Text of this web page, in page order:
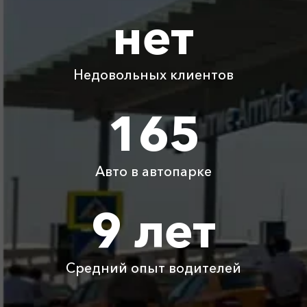
1165 ₽ 2330 ₽
1560 ₽
3040 ₽ 4560 ₽
Коса Беляус ⇆
4175 ₽
1060 ₽ 2120 ₽ 3180 ₽ 4240 ₽
автокресло
Бесплатно Бесплатно
нет
Недовольных клиентов
165
Авто в автопарке
9 лет
Средний опыт водителей